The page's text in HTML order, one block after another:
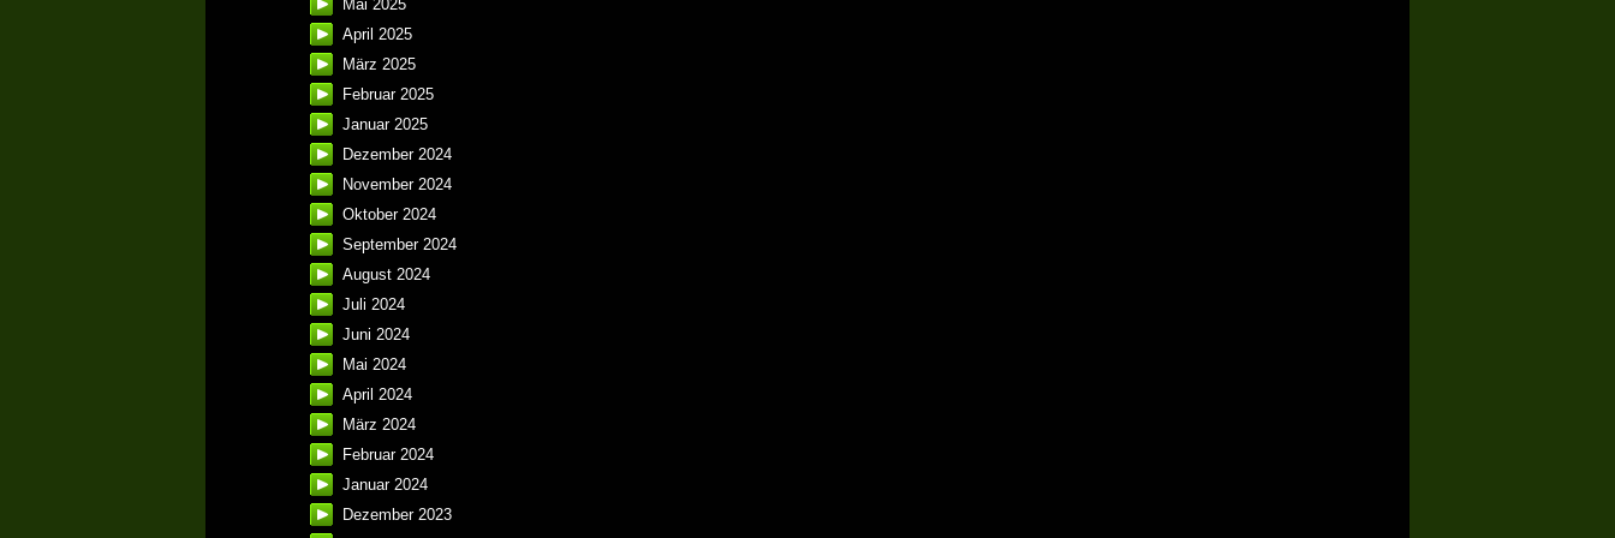
Mai 2025
April 2025
März 2025
Februar 2025
Januar 2025
Dezember 2024
November 2024
Oktober 2024
September 2024
August 2024
Juli 2024
Juni 2024
Mai 2024
April 2024
März 2024
Februar 2024
Januar 2024
Dezember 2023